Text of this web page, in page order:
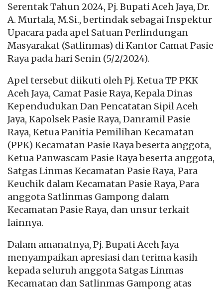
Serentak Tahun 2024, Pj. Bupati Aceh Jaya, Dr.
A. Murtala, M.Si., bertindak sebagai Inspektur
Upacara pada apel Satuan Perlindungan
Masyarakat (Satlinmas) di Kantor Camat Pasie
Raya pada hari Senin (5/2/2024).
Apel tersebut diikuti oleh Pj. Ketua TP PKK
Aceh Jaya, Camat Pasie Raya, Kepala Dinas
Kependudukan Dan Pencatatan Sipil Aceh
Jaya, Kapolsek Pasie Raya, Danramil Pasie
Raya, Ketua Panitia Pemilihan Kecamatan
(PPK) Kecamatan Pasie Raya beserta anggota,
Ketua Panwascam Pasie Raya beserta anggota,
Satgas Linmas Kecamatan Pasie Raya, Para
Keuchik dalam Kecamatan Pasie Raya, Para
anggota Satlinmas Gampong dalam
Kecamatan Pasie Raya, dan unsur terkait
lainnya.
Dalam amanatnya, Pj. Bupati Aceh Jaya
menyampaikan apresiasi dan terima kasih
kepada seluruh anggota Satgas Linmas
Kecamatan dan Satlinmas Gampong atas